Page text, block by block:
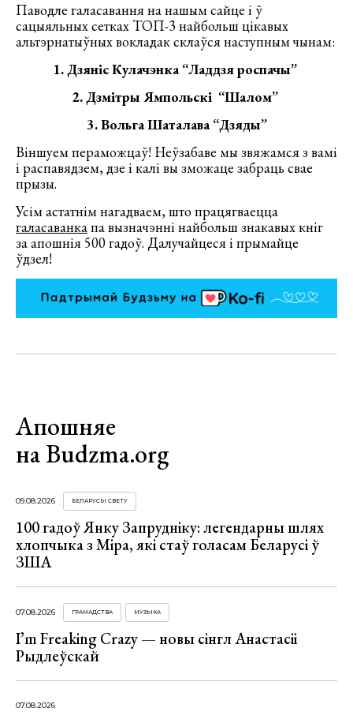
Паводле галасавання на нашым сайце і ў
сацыяльных сетках ТОП-3 найбольш цікавых
альтэрнатыўных вокладак склаўся наступным чынам:
1. Дзяніс Кулачэнка “Ладдзя роспачы”
2. Дзмітры Ямпольскі “Шалом”
3. Вольга Шаталава “Дзяды”
Віншуем пераможцаў! Неўзабаве мы звяжамся з вамі
і распавядзем, дзе і калі вы зможаце забраць свае
прызы.
Усім астатнім нагадваем, што працягваецца
галасаванкапа вызначэнні найбольш знакавых кніг
за апошнія 500 гадоў. Далучайцеся і прымайце
ўдзел!
Апошняе
на Budzma.org
09.08.2026 БЕЛАРУСЫ СВЕТУ
100 гадоў Янку Запрудніку: легендарны шлях
хлопчыка з Міра, які стаў голасам Беларусі ў
ЗША
07.08.2026 ГРАМАДСТВА МУЗЫКА
I’m Freaking Crazy — новы сінгл Анастасіі
Рыдлеўскай
07.08.2026